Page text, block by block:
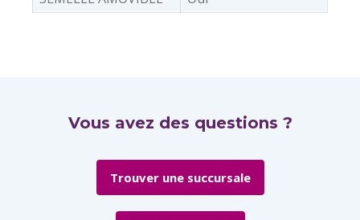
Vous avez des questions ?
Trouver une succursale